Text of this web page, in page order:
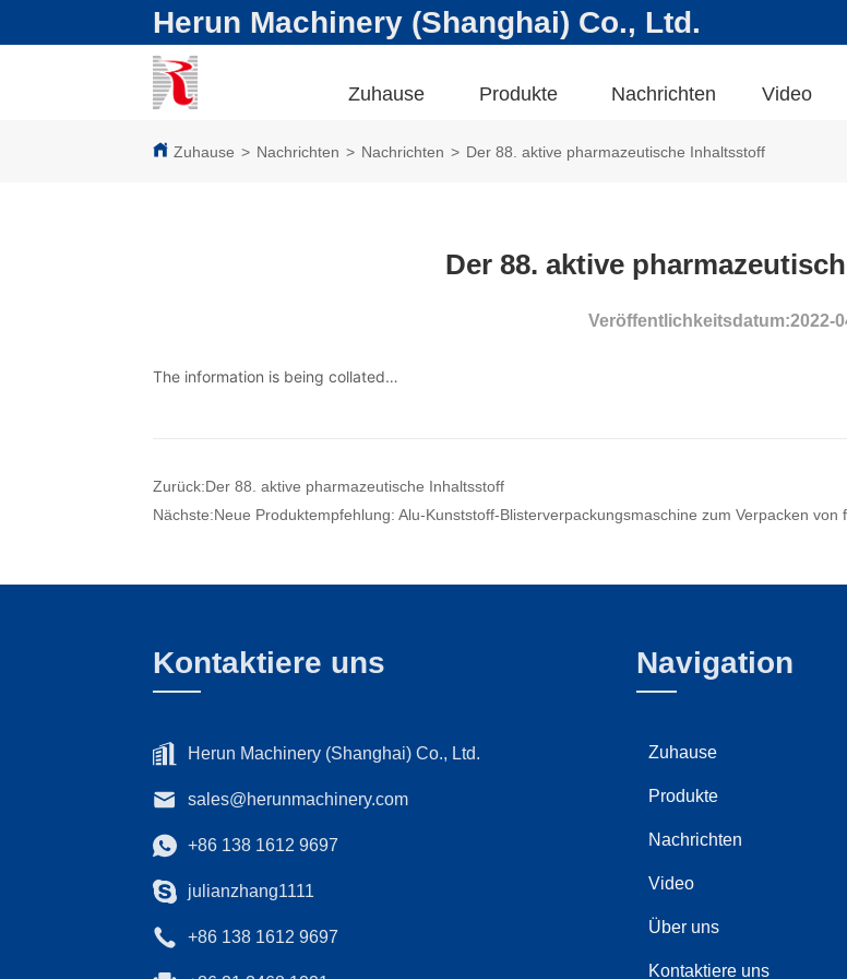
Herun Machinery (Shanghai) Co., Ltd.
Zuhause Produkte Nachrichten Video
Zuhause > Nachrichten > Nachrichten > Der 88. aktive pharmazeutische Inhaltsstoff
Der 88. aktive
Veröffentlichkeitsdatum:2022-
The information is being collated…
Zurück:Der 88. aktive pharmazeutische Inhaltsstoff
Nächste:Neue Produktempfehlung: Alu-Kunststoff-Blisterverpackungsmaschine zum Verpacken von
Kontaktiere uns
Herun Machinery (Shanghai) Co., Ltd.
sales@herunmachinery.com
+86 138 1612 9697
julianzhang1111
+86 138 1612 9697
Navigation
Zuhause
Produkte
Nachrichten
Video
Über uns
Kontaktiere uns